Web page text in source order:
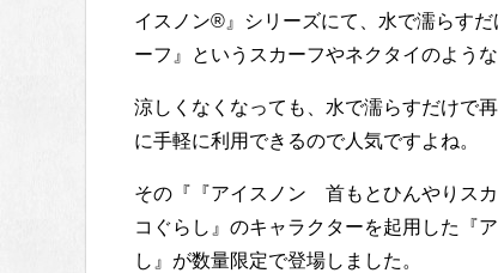
イスノン®』シリーズにて、水で濡らす
ーフ』というスカーフやネクタイのような
涼しくなくなっても、水で濡らすだけで
に手軽に利用できるので人気ですよね。
その『『アイスノン 首もとひんやりス
コぐらし』のキャラクターを起用した
し』が数量限定で登場しました。